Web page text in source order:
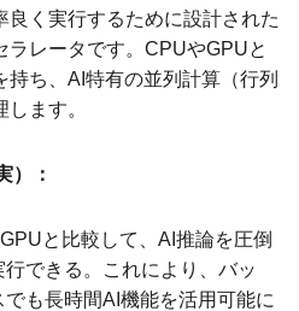
く実行するために設計された
ラレータです。CPUやGPUと
ち、AI特有の並列計算（行列
ます。
）：
と比較して、AI推論を圧倒
できる。これにより、バッ
も長時間AI機能を活用可能に